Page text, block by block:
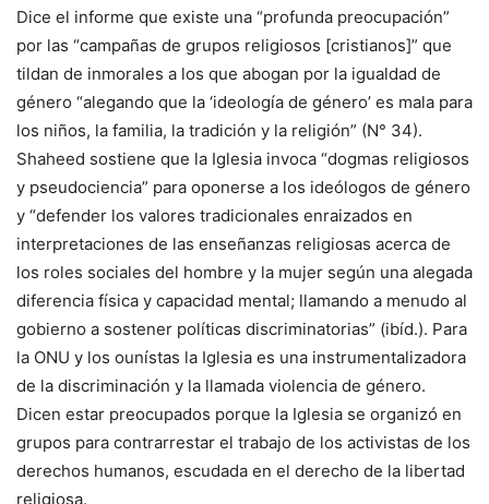
Dice el informe que existe una “profunda preocupación”
por las “campañas de grupos religiosos [cristianos]” que
tildan de inmorales a los que abogan por la igualdad de
género “alegando que la ‘ideología de género’ es mala para
los niños, la familia, la tradición y la religión” (N° 34).
Shaheed sostiene que la Iglesia invoca “dogmas religiosos
y pseudociencia” para oponerse a los ideólogos de género
y “defender los valores tradicionales enraizados en
interpretaciones de las enseñanzas religiosas acerca de
los roles sociales del hombre y la mujer según una alegada
diferencia física y capacidad mental; llamando a menudo al
gobierno a sostener políticas discriminatorias” (ibíd.). Para
la ONU y los ounístas la Iglesia es una instrumentalizadora
de la discriminación y la llamada violencia de género.
Dicen estar preocupados porque la Iglesia se organizó en
grupos para contrarrestar el trabajo de los activistas de los
derechos humanos, escudada en el derecho de la libertad
religiosa.